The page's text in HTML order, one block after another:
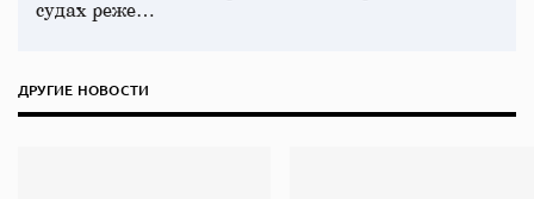
судах реже…
ДРУГИЕ НОВОСТИ